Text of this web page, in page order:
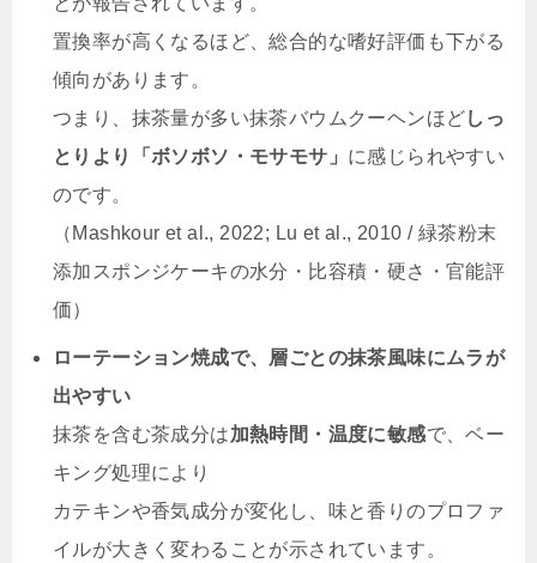
置換率が高くなるほど、総合的な嗜好評価も下がる
傾向があります。
つまり、抹茶量が多い抹茶バウムクーヘンほどしっ
とりより「ボソボソ・モサモサ」 に感じられやすい
のです。
（Mashkour et al., 2022; Lu et al., 2010 / 緑茶粉末
添加スポンジケーキの水分・比容積・硬さ・官能評
価）
ローテーション焼成で、層ごとの抹茶風味にムラが
出やすい
抹茶を含む茶成分は加熱時間・温度に敏感で、ベー
キング処理により
カテキンや香気成分が変化し、味と香りのプロファ
イルが大きく変わることが示されています。